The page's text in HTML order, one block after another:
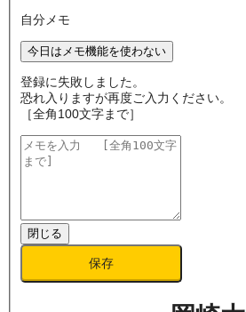
自分メモ
今日はメモ機能を使わない
登録に失敗しました。
恐れ入りますが再度ご入力ください。
［全角100文字まで］
閉じる
保存